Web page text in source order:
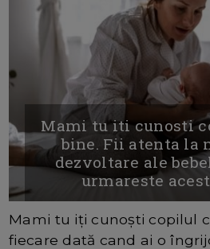
Mami tu iti cunosti
bine. Fii atenta la
dezvoltare ale
urmareste
Mami tu iți cunoști copilul
fiecare dată cand ai o